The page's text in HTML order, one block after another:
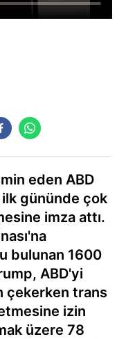
eden ABD
ilk gününde çok
imza attı.
bulunan 1600
ABD'yi
çekerken trans
izin
üzere 78